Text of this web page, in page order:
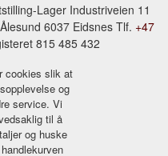
Lager Industriveien 11
6037 Eidsnes Tlf. +47
815 485 432
cookies slik at
og
service. Vi
til å
og huske